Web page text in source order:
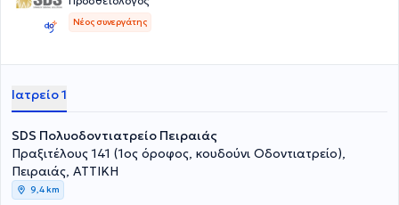
Νέος συνεργάτης
Ιατρείο 1
SDS Πολυοδοντιατρείο Πειραιάς
Πραξιτέλους 141 (1ος όροφος, κουδούνι Οδοντιατρείο),
Πειραιάς, ΑΤΤΙΚΗ
9,4 km